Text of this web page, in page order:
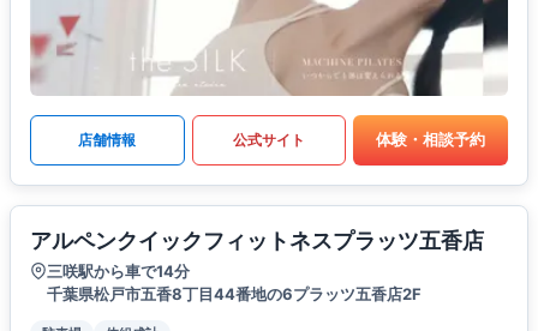
店舗情報 公式サイト 体験・相談予約
アルペンクイックフィットネスプラッツ五香店
三咲駅から車で14分
千葉県松戸市五香8丁目44番地の6プラッツ五香店2F